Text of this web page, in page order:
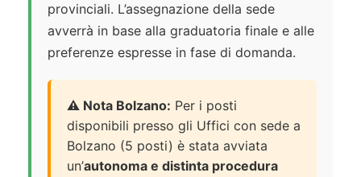
provinciali. L’assegnazione della sede
avverrà in base alla graduatoria finale e alle
preferenze espresse in fase di domanda.
⚠️ Nota Bolzano: Per i posti
disponibili presso gli Uffici con sede a
Bolzano (5 posti) è stata avviata
un’autonoma e distinta procedura